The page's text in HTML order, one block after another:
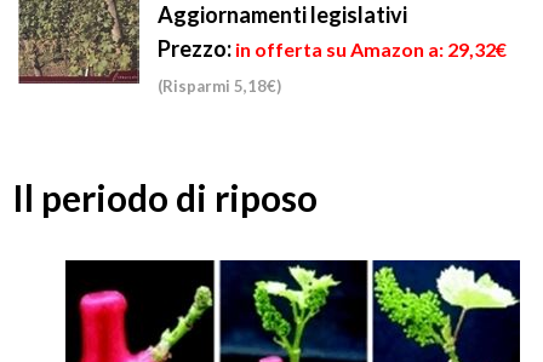
Aggiornamenti legislativi
Prezzo: in offerta su Amazon a: 29,32€
(Risparmi 5,18€)
Il periodo di riposo